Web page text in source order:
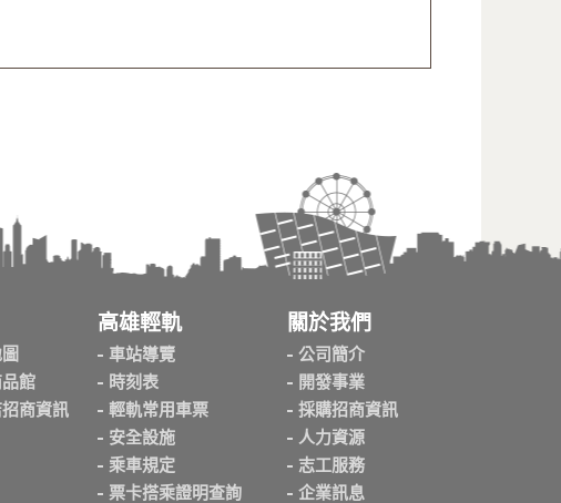
館
商資訊
高雄輕軌
車站導覽
時刻表
輕軌常用車票
安全設施
乘車規定
票卡搭乘證明查詢
關於我們
公司簡介
開發事業
採購招商資訊
人力資源
志工服務
企業訊息